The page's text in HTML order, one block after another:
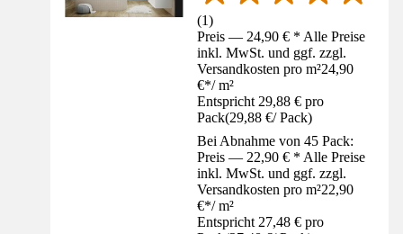
(1)
Preis — 24,90 € * Alle Preise
inkl. MwSt. und ggf. zzgl.
Versandkosten pro m²24,90
€*/ m²
Entspricht 29,88 € pro
Pack(29,88 €/ Pack)
Bei Abnahme von 45 Pack:
Preis — 22,90 € * Alle Preise
inkl. MwSt. und ggf. zzgl.
Versandkosten pro m²22,90
€*/ m²
Entspricht 27,48 € pro